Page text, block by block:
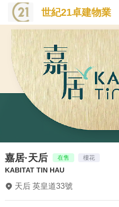
世紀21卓建物業
嘉居·天后 在售 樓花
KABITAT TIN HAU
天后 英皇道33號